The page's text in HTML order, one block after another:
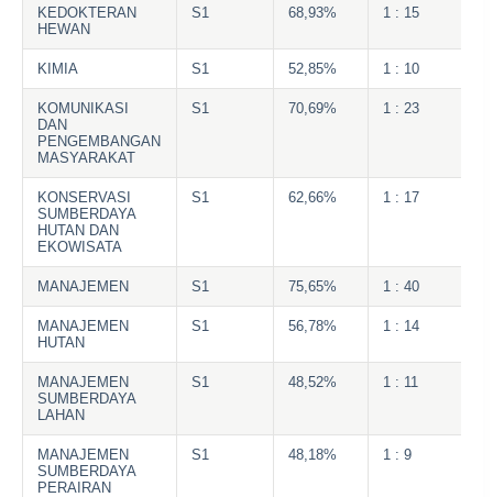
KEDOKTERAN
HEWAN
S1 68,93% 1 : 15
KIMIA S1 52,85% 1 : 10
KOMUNIKASI
DAN
PENGEMBANGAN
MASYARAKAT
S1 70,69% 1 : 23
KONSERVASI
SUMBERDAYA
HUTAN DAN
EKOWISATA
S1 62,66% 1 : 17
MANAJEMEN S1 75,65% 1 : 40
MANAJEMEN
HUTAN
S1 56,78% 1 : 14
MANAJEMEN
SUMBERDAYA
LAHAN
S1 48,52% 1 : 11
MANAJEMEN
SUMBERDAYA
PERAIRAN
S1 48,18% 1 : 9